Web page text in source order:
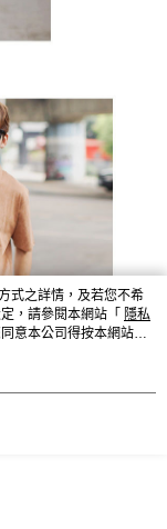
式之詳情，及若您不希
，請參閱本網站「 隱私
意本公司得按本網站使